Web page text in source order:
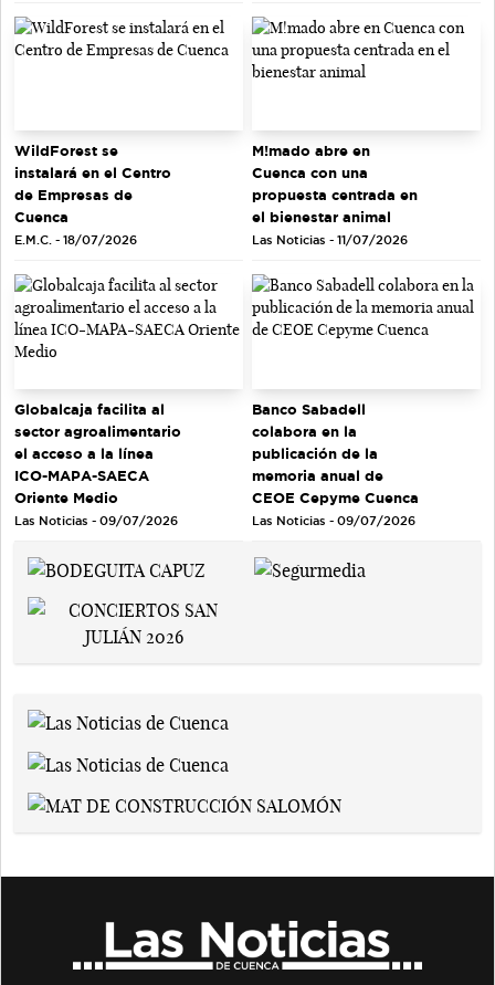
WildForest se
instalará en el Centro
de Empresas de
Cuenca
E.M.C. - 18/07/2026
M!mado abre en
Cuenca con una
propuesta centrada en
el bienestar animal
Las Noticias - 11/07/2026
Globalcaja facilita al
sector agroalimentario
el acceso a la línea
ICO-MAPA-SAECA
Oriente Medio
Las Noticias - 09/07/2026
Banco Sabadell
colabora en la
publicación de la
memoria anual de
CEOE Cepyme Cuenca
Las Noticias - 09/07/2026